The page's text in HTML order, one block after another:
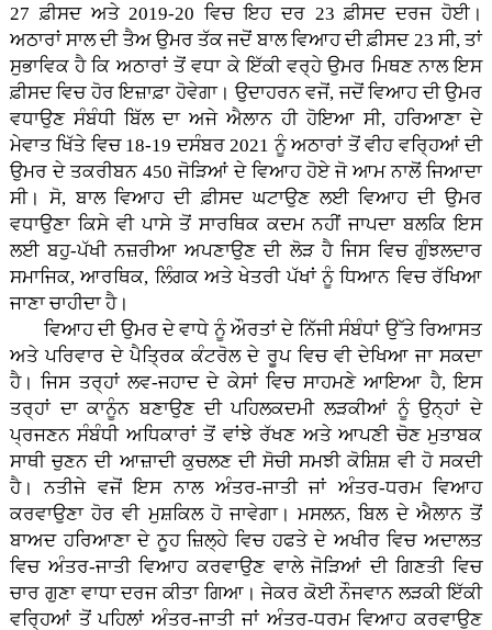
27 ਫ਼ੀਸਦ ਅਤੇ 2019-20 ਵਿਚ ਇਹ ਦਰ 23 ਫ਼ੀਸਦ ਦਰਜ ਹੋਈ।
ਅਠਾਰਾਂ ਸਾਲ ਦੀ ਤੈਅ ਉਮਰ ਤੱਕ ਜਦੋਂ ਬਾਲ ਵਿਆਹ ਦੀ ਫ਼ੀਸਦ 23 ਸੀ, ਤਾਂ
ਸੁਭਾਵਿਕ ਹੈ ਕਿ ਅਠਾਰਾਂ ਤੋਂ ਵਧਾ ਕੇ ਇੱਕੀ ਵਰ੍ਹੇ ਉਮਰ ਮਿਥਣ ਨਾਲ ਇਸ
ਫ਼ੀਸਦ ਵਿਚ ਹੋਰ ਇਜ਼ਾਫ਼ਾ ਹੋਵੇਗਾ। ਉਦਾਹਰਨ ਵਜੋਂ, ਜਦੋਂ ਵਿਆਹ ਦੀ ਉਮਰ
ਵਧਾਉਣ ਸੰਬੰਧੀ ਬਿੱਲ ਦਾ ਅਜੇ ਐਲਾਨ ਹੀ ਹੋਇਆ ਸੀ, ਹਰਿਆਣਾ ਦੇ
ਮੇਵਾਤ ਖਿੱਤੇ ਵਿਚ 18-19 ਦਸੰਬਰ 2021 ਨੂੰ ਅਠਾਰਾਂ ਤੋਂ ਵੀਹ ਵਰ੍ਹਿਆਂ ਦੀ
ਉਮਰ ਦੇ ਤਕਰੀਬਨ 450 ਜੋੜਿਆਂ ਦੇ ਵਿਆਹ ਹੋਏ ਜੋ ਆਮ ਨਾਲੋਂ ਜਿਆਦਾ
ਸੀ। ਸੋ, ਬਾਲ ਵਿਆਹ ਦੀ ਫ਼ੀਸਦ ਘਟਾਉਣ ਲਈ ਵਿਆਹ ਦੀ ਉਮਰ
ਵਧਾਉਣਾ ਕਿਸੇ ਵੀ ਪਾਸੇ ਤੋਂ ਸਾਰਥਿਕ ਕਦਮ ਨਹੀਂ ਜਾਪਦਾ ਬਲਕਿ ਇਸ
ਲਈ ਬਹੁ-ਪੱਖੀ ਨਜ਼ਰੀਆ ਅਪਣਾਉਣ ਦੀ ਲੋੜ ਹੈ ਜਿਸ ਵਿਚ ਗੁੰਝਲਦਾਰ
ਸਮਾਜਿਕ, ਆਰਥਿਕ, ਲਿੰਗਕ ਅਤੇ ਖੇਤਰੀ ਪੱਖਾਂ ਨੂੰ ਧਿਆਨ ਵਿਚ ਰੱਖਿਆ
ਜਾਣਾ ਚਾਹੀਦਾ ਹੈ।
ਵਿਆਹ ਦੀ ਉਮਰ ਦੇ ਵਾਧੇ ਨੂੰ ਔਰਤਾਂ ਦੇ ਨਿੱਜੀ ਸੰਬੰਧਾਂ ਉੱਤੇ ਰਿਆਸਤ
ਅਤੇ ਪਰਿਵਾਰ ਦੇ ਪੈਤ੍ਰਿਕ ਕੰਟਰੋਲ ਦੇ ਰੂਪ ਵਿਚ ਵੀ ਦੇਖਿਆ ਜਾ ਸਕਦਾ
ਹੈ। ਜਿਸ ਤਰ੍ਹਾਂ ਲਵ-ਜਹਾਦ ਦੇ ਕੇਸਾਂ ਵਿਚ ਸਾਹਮਣੇ ਆਇਆ ਹੈ, ਇਸ
ਤਰ੍ਹਾਂ ਦਾ ਕਾਨੂੰਨ ਬਣਾਉਣ ਦੀ ਪਹਿਲਕਦਮੀ ਲੜਕੀਆਂ ਨੂੰ ਉਨ੍ਹਾਂ ਦੇ
ਪ੍ਰਜਣਨ ਸੰਬੰਧੀ ਅਧਿਕਾਰਾਂ ਤੋਂ ਵਾਂਝੇ ਰੱਖਣ ਅਤੇ ਆਪਣੀ ਚੋਣ ਮੁਤਾਬਕ
ਸਾਥੀ ਚੁਣਨ ਦੀ ਆਜ਼ਾਦੀ ਕੁਚਲਣ ਦੀ ਸੋਚੀ ਸਮਝੀ ਕੋਸ਼ਿਸ਼ ਵੀ ਹੋ ਸਕਦੀ
ਹੈ। ਨਤੀਜੇ ਵਜੋਂ ਇਸ ਨਾਲ ਅੰਤਰ-ਜਾਤੀ ਜਾਂ ਅੰਤਰ-ਧਰਮ ਵਿਆਹ
ਕਰਵਾਉਣਾ ਹੋਰ ਵੀ ਮੁਸ਼ਕਿਲ ਹੋ ਜਾਵੇਗਾ। ਮਸਲਨ, ਬਿਲ ਦੇ ਐਲਾਨ ਤੋਂ
ਬਾਅਦ ਹਰਿਆਣਾ ਦੇ ਨੂਹ ਜ਼ਿਲ੍ਹੇ ਵਿਚ ਹਫਤੇ ਦੇ ਅਖੀਰ ਵਿਚ ਅਦਾਲਤ
ਵਿਚ ਅੰਤਰ-ਜਾਤੀ ਵਿਆਹ ਕਰਵਾਉਣ ਵਾਲੇ ਜੋੜਿਆਂ ਦੀ ਗਿਣਤੀ ਵਿਚ
ਚਾਰ ਗੁਣਾ ਵਾਧਾ ਦਰਜ ਕੀਤਾ ਗਿਆ। ਜੇਕਰ ਕੋਈ ਨੌਜਵਾਨ ਲੜਕੀ ਇੱਕੀ
ਵਰ੍ਹਿਆਂ ਤੋਂ ਪਹਿਲਾਂ ਅੰਤਰ-ਜਾਤੀ ਜਾਂ ਅੰਤਰ-ਧਰਮ ਵਿਆਹ ਕਰਵਾਉਣ